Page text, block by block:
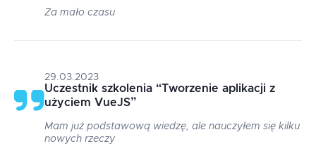
Za mało czasu
29.03.2023
Uczestnik szkolenia “Tworzenie aplikacji z
użyciem VueJS”
Mam już podstawową wiedzę, ale nauczyłem się kilku
nowych rzeczy